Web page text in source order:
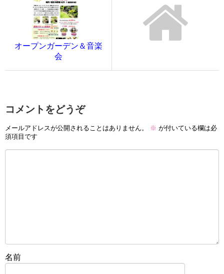
オープンガーデン＆音楽
会
コメントをどうぞ
メールアドレスが公開されることはありません。 ※ が付いている欄は必
須項目です
名前